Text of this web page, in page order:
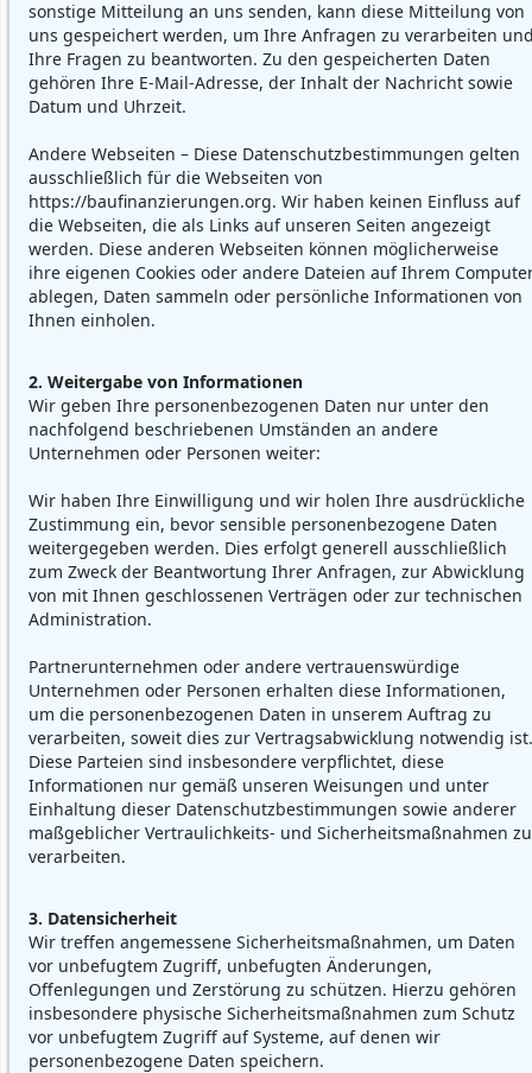
sonstige Mitteilung an uns senden, kann diese Mitteilung von
uns gespeichert werden, um Ihre Anfragen zu verarbeiten
Ihre Fragen zu beantworten. Zu den gespeicherten Daten
gehören Ihre E-Mail-Adresse, der Inhalt der Nachricht sowie
Datum und Uhrzeit.
Andere Webseiten – Diese Datenschutzbestimmungen gelten
ausschließlich für die Webseiten von
https://baufinanzierungen.org. Wir haben keinen Einfluss auf
die Webseiten, die als Links auf unseren Seiten angezeigt
werden. Diese anderen Webseiten können möglicherweise
ihre eigenen Cookies oder andere Dateien auf Ihrem
ablegen, Daten sammeln oder persönliche Informationen von
Ihnen einholen.
2. Weitergabe von Informationen
Wir geben Ihre personenbezogenen Daten nur unter den
nachfolgend beschriebenen Umständen an andere
Unternehmen oder Personen weiter:
Wir haben Ihre Einwilligung und wir holen Ihre ausdrückliche
Zustimmung ein, bevor sensible personenbezogene Daten
weitergegeben werden. Dies erfolgt generell ausschließlich
zum Zweck der Beantwortung Ihrer Anfragen, zur Abwicklung
von mit Ihnen geschlossenen Verträgen oder zur technischen
Administration.
Partnerunternehmen oder andere vertrauenswürdige
Unternehmen oder Personen erhalten diese Informationen,
um die personenbezogenen Daten in unserem Auftrag zu
verarbeiten, soweit dies zur Vertragsabwicklung notwendig ist.
Diese Parteien sind insbesondere verpflichtet, diese
Informationen nur gemäß unseren Weisungen und unter
Einhaltung dieser Datenschutzbestimmungen sowie anderer
maßgeblicher Vertraulichkeits- und Sicherheitsmaßnahmen zu
verarbeiten.
3. Datensicherheit
Wir treffen angemessene Sicherheitsmaßnahmen, um Daten
vor unbefugtem Zugriff, unbefugten Änderungen,
Offenlegungen und Zerstörung zu schützen. Hierzu gehören
insbesondere physische Sicherheitsmaßnahmen zum Schutz
vor unbefugtem Zugriff auf Systeme, auf denen wir
personenbezogene Daten speichern.